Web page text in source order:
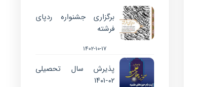
برگزاری جشنواره ردپای
فرشته
۱۴۰۲-۱۰-۱۷
پذیرش سال تحصیلی
۰۲-۱۴۰۱